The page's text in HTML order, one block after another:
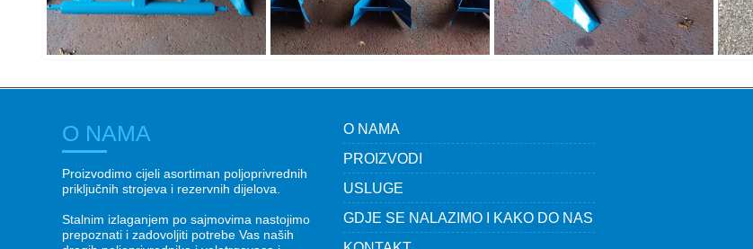
O NAMA
Proizvodimo cijeli asortiman poljoprivrednih
priključnih strojeva i rezervnih dijelova.
Stalnim izlaganjem po sajmovima nastojimo
prepoznati i zadovoljiti potrebe Vas naših
O NAMA
PROIZVODI
USLUGE
GDJE SE NALAZIMO I KAKO DO NAS